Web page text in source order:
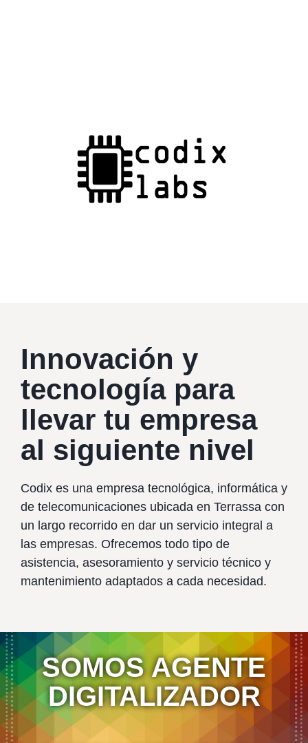
Innovación y
tecnología para
llevar tu empresa
al siguiente nivel
Codix es una empresa tecnológica, informática y
de telecomunicaciones ubicada en Terrassa con
un largo recorrido en dar un servicio integral a
las empresas. Ofrecemos todo tipo de
asistencia, asesoramiento y servicio técnico y
mantenimiento adaptados a cada necesidad.
SOMOS AGENTE
DIGITALIZADOR